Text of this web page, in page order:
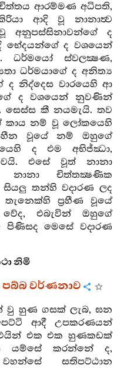
ආරම්මණ අධිපති,
ආදි වූ නානාත්‍ව
අනුපස්සිනාවන්ගේ ද
භේදයන්ගේ ද වශයෙන්
ධර්මයෝ ස්වලක්‍ෂණ,
ධර්මයාගේ ද අනිත්‍ය
නිද්දෙස වාරයෙහි ආ
ද වශයෙන් නුවණින්
සෙස්ස කී නයමැයි. තව
කාය නම් වූ ලෝකයෙහි
වූයේ නම් ඔහුගේ
ද එම අභිජ්ඣා,
එසේ වූත් නානා
චිත්තක්‍ෂණික
සියලු තන්හි වදාරණ ලද
ප්‍රහීණ වූයේ
එබැවින් ඔහුගේ
පිණිසද මෙසේ වදාරණ
නිමි
වර්ණනාව
වු හුණ ගසක් ලැබ, ඝන
ආදී උපකරණයන්
එයින් එක එක හුණකඩක්
කරන්නේ ද,
සතිපට්ඨාන